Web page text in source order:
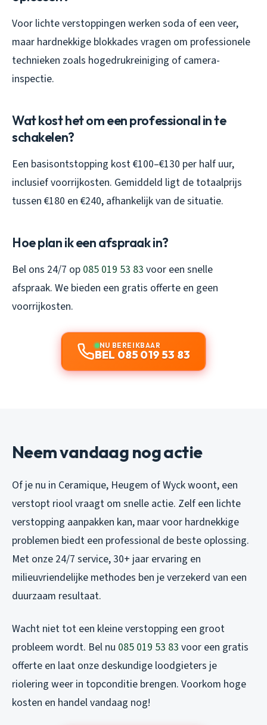
Voor lichte verstoppingen werken soda of een veer,
maar hardnekkige blokkades vragen om professionele
technieken zoals hogedrukreiniging of camera-
inspectie.
Wat kost het om een professional in te
schakelen?
Een basisontstopping kost €100–€130 per half uur,
inclusief voorrijkosten. Gemiddeld ligt de totaalprijs
tussen €180 en €240, afhankelijk van de situatie.
Hoe plan ik een afspraak in?
Bel ons 24/7 op 085 019 53 83 voor een snelle
afspraak. We bieden een gratis offerte en geen
voorrijkosten.
NU BEREIKBAAR
BEL 085 019 53 83
Neem vandaag nog actie
Of je nu in Ceramique, Heugem of Wyck woont, een
verstopt riool vraagt om snelle actie. Zelf een lichte
verstopping aanpakken kan, maar voor hardnekkige
problemen biedt een professional de beste oplossing.
Met onze 24/7 service, 30+ jaar ervaring en
milieuvriendelijke methodes ben je verzekerd van een
duurzaam resultaat.
Wacht niet tot een kleine verstopping een groot
probleem wordt. Bel nu 085 019 53 83 voor een gratis
offerte en laat onze deskundige loodgieters je
riolering weer in topconditie brengen. Voorkom hoge
kosten en handel vandaag nog!